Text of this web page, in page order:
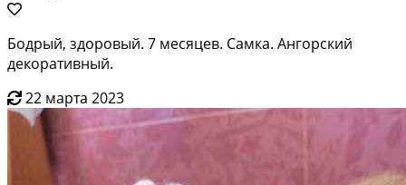
Бодрый, здоровый. 7 месяцев. Самка. Ангорский
декоративный.
22 марта 2023